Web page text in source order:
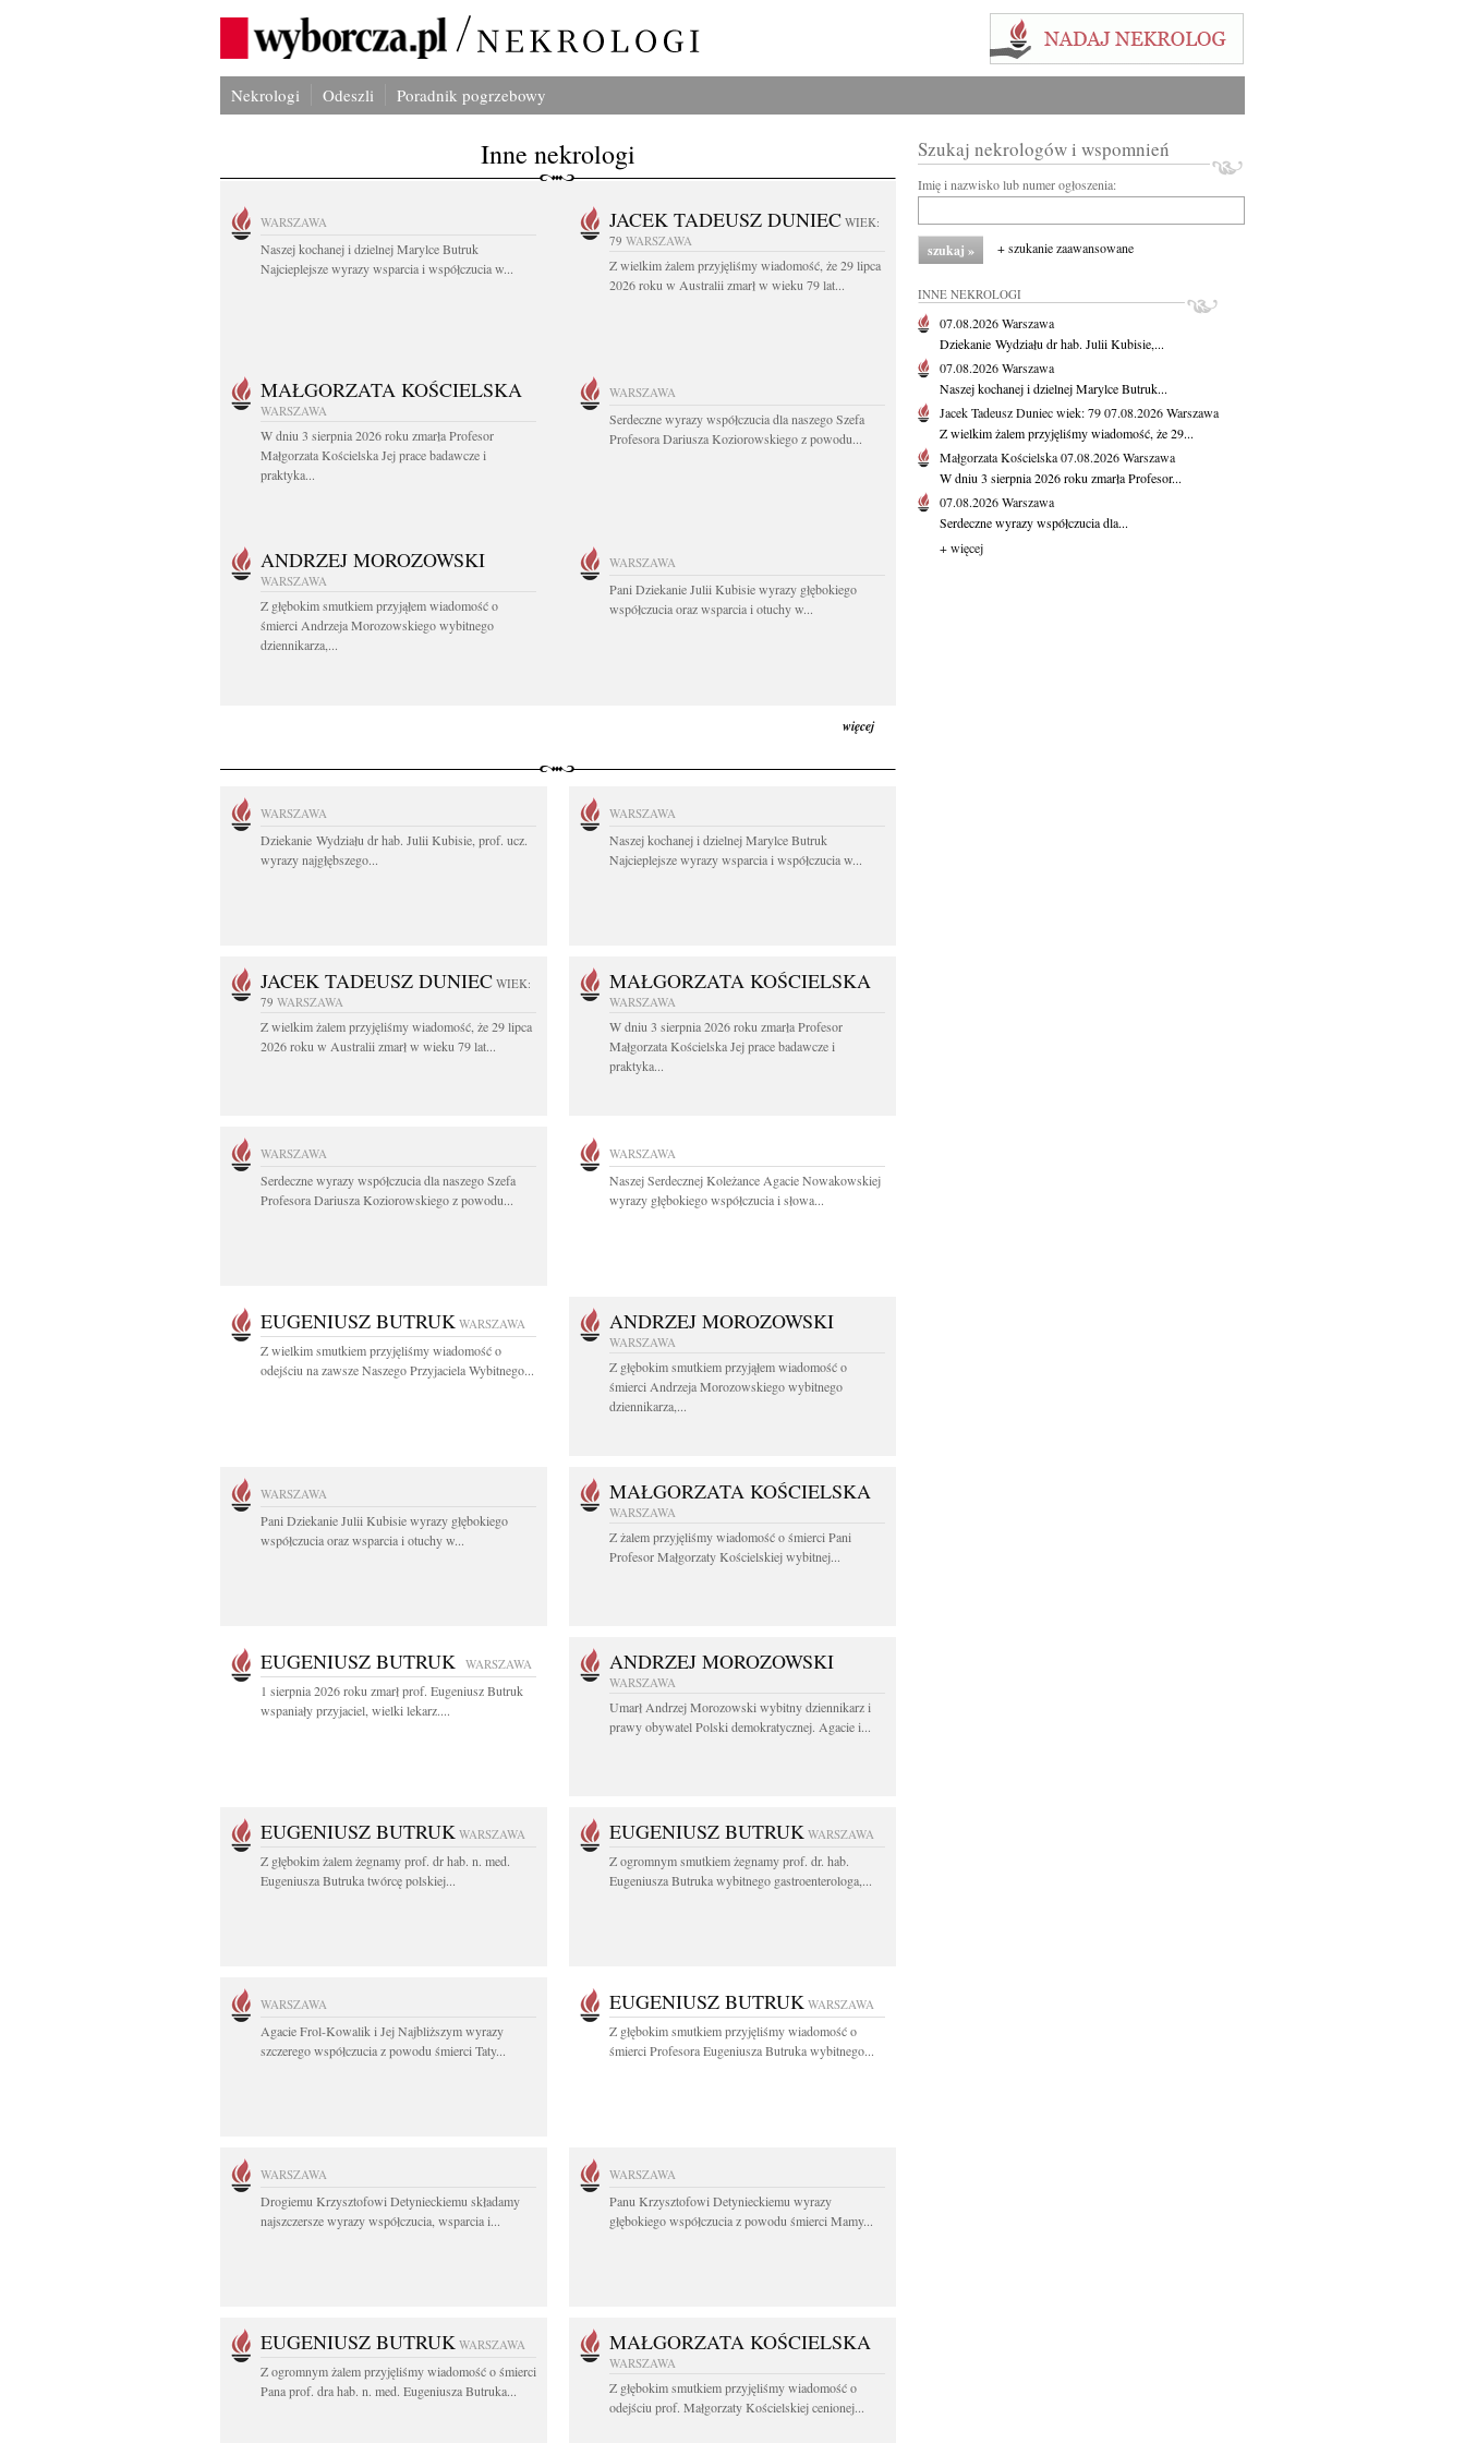
Nekrologi Odeszli Poradnik pogrzebowy
Inne nekrologi
WARSZAWA
Naszej kochanej i dzielnej Marylce Butruk
Najcieplejsze wyrazy wsparcia i współczucia w...
JACEK TADEUSZ DUNIEC WIEK:
79 WARSZAWA
Z wielkim żalem przyjęliśmy wiadomość, że 29 lipca
2026 roku w Australii zmarł w wieku 79 lat...
MAŁGORZATA KOŚCIELSKA
WARSZAWA
W dniu 3 sierpnia 2026 roku zmarła Profesor
Małgorzata Kościelska Jej prace badawcze i
praktyka...
WARSZAWA
Serdeczne wyrazy współczucia dla naszego Szefa
Profesora Dariusza Koziorowskiego z powodu...
ANDRZEJ MOROZOWSKI
WARSZAWA
Z głębokim smutkiem przyjąłem wiadomość o
śmierci Andrzeja Morozowskiego wybitnego
dziennikarza,...
WARSZAWA
Pani Dziekanie Julii Kubisie wyrazy głębokiego
współczucia oraz wsparcia i otuchy w...
więcej
WARSZAWA
Dziekanie Wydziału dr hab. Julii Kubisie, prof. ucz.
wyrazy najgłębszego...
WARSZAWA
Naszej kochanej i dzielnej Marylce Butruk
Najcieplejsze wyrazy wsparcia i współczucia w...
JACEK TADEUSZ DUNIEC WIEK:
79 WARSZAWA
Z wielkim żalem przyjęliśmy wiadomość, że 29 lipca
2026 roku w Australii zmarł w wieku 79 lat...
MAŁGORZATA KOŚCIELSKA
WARSZAWA
W dniu 3 sierpnia 2026 roku zmarła Profesor
Małgorzata Kościelska Jej prace badawcze i
praktyka...
WARSZAWA
Serdeczne wyrazy współczucia dla naszego Szefa
Profesora Dariusza Koziorowskiego z powodu...
WARSZAWA
Naszej Serdecznej Koleżance Agacie Nowakowskiej
wyrazy głębokiego współczucia i słowa...
EUGENIUSZ BUTRUK WARSZAWA
Z wielkim smutkiem przyjęliśmy wiadomość o
odejściu na zawsze Naszego Przyjaciela Wybitnego...
ANDRZEJ MOROZOWSKI
WARSZAWA
Z głębokim smutkiem przyjąłem wiadomość o
śmierci Andrzeja Morozowskiego wybitnego
dziennikarza,...
WARSZAWA
Pani Dziekanie Julii Kubisie wyrazy głębokiego
współczucia oraz wsparcia i otuchy w...
MAŁGORZATA KOŚCIELSKA
WARSZAWA
Z żalem przyjęliśmy wiadomość o śmierci Pani
Profesor Małgorzaty Kościelskiej wybitnej...
EUGENIUSZ BUTRUK WARSZAWA
1 sierpnia 2026 roku zmarł prof. Eugeniusz Butruk
wspaniały przyjaciel, wielki lekarz....
ANDRZEJ MOROZOWSKI
WARSZAWA
Umarł Andrzej Morozowski wybitny dziennikarz i
prawy obywatel Polski demokratycznej. Agacie i...
EUGENIUSZ BUTRUK WARSZAWA
Z głębokim żalem żegnamy prof. dr hab. n. med.
Eugeniusza Butruka twórcę polskiej...
EUGENIUSZ BUTRUK WARSZAWA
Z ogromnym smutkiem żegnamy prof. dr. hab.
Eugeniusza Butruka wybitnego gastroenterologa,...
WARSZAWA
Agacie Frol-Kowalik i Jej Najbliższym wyrazy
szczerego współczucia z powodu śmierci Taty...
EUGENIUSZ BUTRUK WARSZAWA
Z głębokim smutkiem przyjęliśmy wiadomość o
śmierci Profesora Eugeniusza Butruka wybitnego...
WARSZAWA
Drogiemu Krzysztofowi Detynieckiemu składamy
najszczersze wyrazy współczucia, wsparcia i...
WARSZAWA
Panu Krzysztofowi Detynieckiemu wyrazy
głębokiego współczucia z powodu śmierci Mamy...
EUGENIUSZ BUTRUK WARSZAWA
Z ogromnym żalem przyjęliśmy wiadomość o śmierci
Pana prof. dra hab. n. med. Eugeniusza Butruka...
MAŁGORZATA KOŚCIELSKA
WARSZAWA
Z głębokim smutkiem przyjęliśmy wiadomość o
odejściu prof. Małgorzaty Kościelskiej cenionej...
Szukaj nekrologów i wspomnień
Imię i nazwisko lub numer ogłoszenia:
+ szukanie zaawansowane
INNE NEKROLOGI
07.08.2026Warszawa
Dziekanie Wydziału dr hab. Julii Kubisie,...
07.08.2026Warszawa
Naszej kochanej i dzielnej Marylce Butruk...
Jacek Tadeusz Duniecwiek: 7907.08.2026Warszawa
Z wielkim żalem przyjęliśmy wiadomość, że 29...
Małgorzata Kościelska07.08.2026Warszawa
W dniu 3 sierpnia 2026 roku zmarła Profesor...
07.08.2026Warszawa
Serdeczne wyrazy współczucia dla...
+ więcej